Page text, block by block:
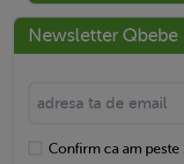
Newsletter Qbebe
Confirm ca am peste